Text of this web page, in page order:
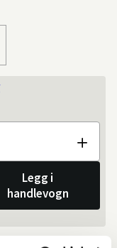
Legg i
handlevogn